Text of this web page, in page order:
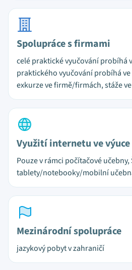
Spolupráce s firmami
celé praktické vyučování probíhá
praktického vyučování probíhá
exkurze ve firmě/firmách, stáže
Využití internetu ve výuce
Pouze v rámci počítačové
tablety/notebooky/mobilní
Mezinárodní spolupráce
jazykový pobyt v zahraničí